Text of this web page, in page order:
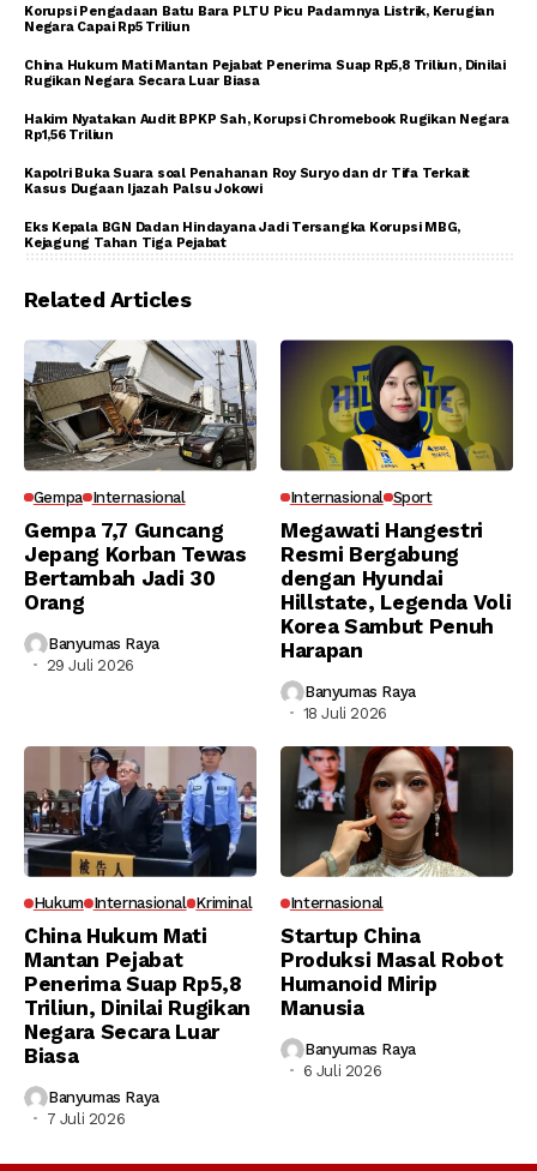
Korupsi Pengadaan Batu Bara PLTU Picu Padamnya Listrik, Kerugian
Negara Capai Rp5 Triliun
China Hukum Mati Mantan Pejabat Penerima Suap Rp5,8 Triliun, Dinilai
Rugikan Negara Secara Luar Biasa
Hakim Nyatakan Audit BPKP Sah, Korupsi Chromebook Rugikan Negara
Rp1,56 Triliun
Kapolri Buka Suara soal Penahanan Roy Suryo dan dr Tifa Terkait
Kasus Dugaan Ijazah Palsu Jokowi
Eks Kepala BGN Dadan Hindayana Jadi Tersangka Korupsi MBG,
Kejagung Tahan Tiga Pejabat
Related Articles
Gempa Internasional
Gempa 7,7 Guncang
Jepang Korban Tewas
Bertambah Jadi 30
Orang
Banyumas Raya
29 Juli 2026
Internasional Sport
Megawati Hangestri
Resmi Bergabung
dengan Hyundai
Hillstate, Legenda Voli
Korea Sambut Penuh
Harapan
Banyumas Raya
18 Juli 2026
Hukum Internasional Kriminal
China Hukum Mati
Mantan Pejabat
Penerima Suap Rp5,8
Triliun, Dinilai Rugikan
Negara Secara Luar
Biasa
Banyumas Raya
7 Juli 2026
Internasional
Startup China
Produksi Masal Robot
Humanoid Mirip
Manusia
Banyumas Raya
6 Juli 2026